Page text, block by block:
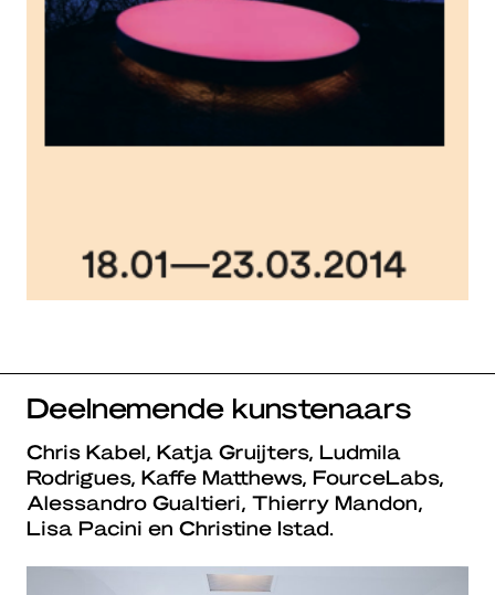
Deelnemende kunstenaars
Chris Kabel, Katja Gruijters, Ludmila
Rodrigues, Kaffe Matthews, FourceLabs,
Alessandro Gualtieri, Thierry Mandon,
Lisa Pacini en Christine Istad.